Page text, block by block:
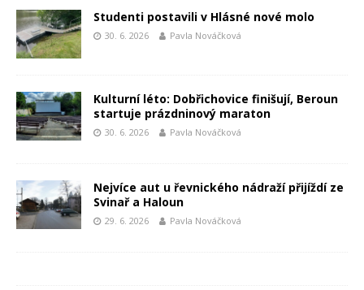
Studenti postavili v Hlásné nové molo
30. 6. 2026 Pavla Nováčková
Kulturní léto: Dobřichovice finišují, Beroun
startuje prázdninový maraton
30. 6. 2026 Pavla Nováčková
Nejvíce aut u řevnického nádraží přijíždí ze
Svinař a Haloun
29. 6. 2026 Pavla Nováčková